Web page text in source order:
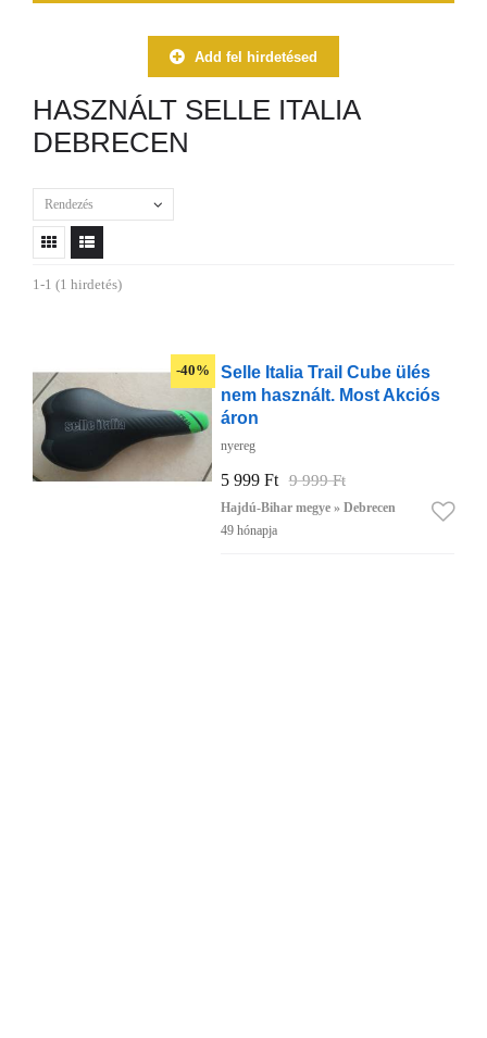
Add fel hirdetésed
HASZNÁLT SELLE ITALIA
DEBRECEN
Rendezés
1-1 (1 hirdetés)
-40%
Selle Italia Trail Cube ülés
nem használt. Most Akciós
áron
nyereg
5 999 Ft 9 999 Ft
Hajdú-Bihar megye » Debrecen
49 hónapja